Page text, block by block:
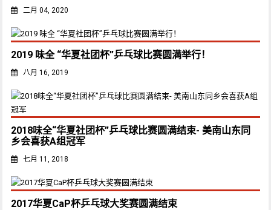
二月 04, 2020
2019 味全 “华夏社团杯”乒乓球比赛圆满举行！
八月 16, 2019
2018味全“华夏社团杯”乒乓球比赛圆满结束- 美南山东同
乡会喜获A组冠军
七月 11, 2018
2017华夏CaP杯乒乓球大奖赛圆满结束